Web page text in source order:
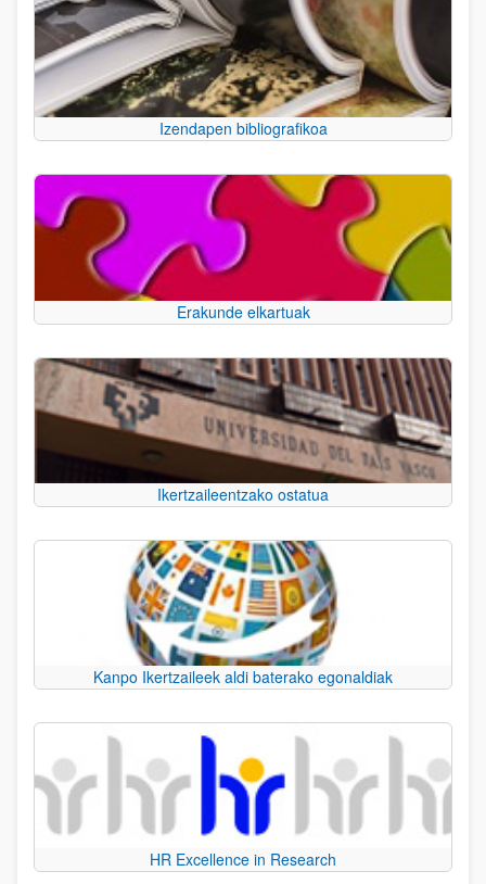
Izendapen bibliografikoa
Erakunde elkartuak
Ikertzaileentzako ostatua
Kanpo Ikertzaileek aldi baterako egonaldiak
HR Excellence in Research